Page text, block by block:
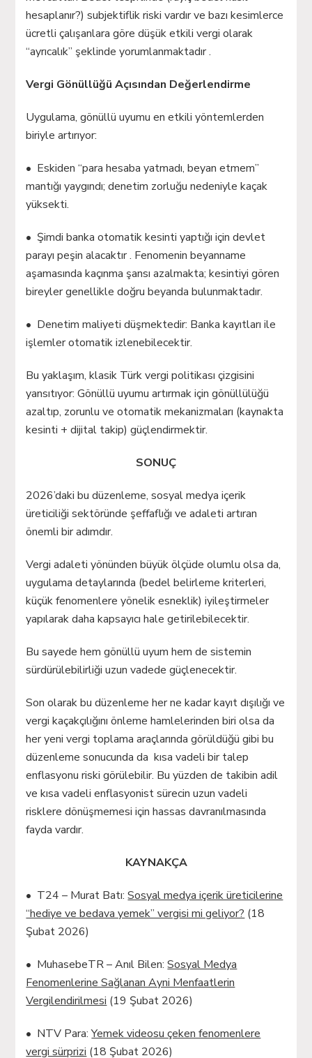
hesaplanır?) subjektiflik riski vardır ve bazı kesimlerce
ücretli çalışanlara göre düşük etkili vergi olarak
“ayrıcalık” şeklinde yorumlanmaktadır .
Vergi Gönüllüğü Açısından Değerlendirme
Uygulama, gönüllü uyumu en etkili yöntemlerden
biriyle artırıyor:
• Eskiden “para hesaba yatmadı, beyan etmem”
mantığı yaygındı; denetim zorluğu nedeniyle kaçak
yüksekti.
• Şimdi banka otomatik kesinti yaptığı için devlet
parayı peşin alacaktır . Fenomenin beyanname
aşamasında kaçınma şansı azalmakta; kesintiyi gören
bireyler genellikle doğru beyanda bulunmaktadır.
• Denetim maliyeti düşmektedir: Banka kayıtları ile
işlemler otomatik izlenebilecektir.
Bu yaklaşım, klasik Türk vergi politikası çizgisini
yansıtıyor: Gönüllü uyumu artırmak için gönüllülüğü
azaltıp, zorunlu ve otomatik mekanizmaları (kaynakta
kesinti + dijital takip) güçlendirmektir.
SONUÇ
2026’daki bu düzenleme, sosyal medya içerik
üreticiliği sektöründe şeffaflığı ve adaleti artıran
önemli bir adımdır.
Vergi adaleti yönünden büyük ölçüde olumlu olsa da,
uygulama detaylarında (bedel belirleme kriterleri,
küçük fenomenlere yönelik esneklik) iyileştirmeler
yapılarak daha kapsayıcı hale getirilebilecektir.
Bu sayede hem gönüllü uyum hem de sistemin
sürdürülebilirliği uzun vadede güçlenecektir.
Son olarak bu düzenleme her ne kadar kayıt dışılığı ve
vergi kaçakçılığını önleme hamlelerinden biri olsa da
her yeni vergi toplama araçlarında görüldüğü gibi bu
düzenleme sonucunda da kısa vadeli bir talep
enflasyonu riski görülebilir. Bu yüzden de takibin adil
ve kısa vadeli enflasyonist sürecin uzun vadeli
risklere dönüşmemesi için hassas davranılmasında
fayda vardır.
KAYNAKÇA
• T24 – Murat Batı:Sosyal medya içerik üreticilerine
“hediye ve bedava yemek” vergisi mi geliyor? (18
Şubat 2026)
• MuhasebeTR – Anıl Bilen:Sosyal Medya
Fenomenlerine Sağlanan Ayni Menfaatlerin
Vergilendirilmesi (19 Şubat 2026)
• NTV Para:Yemek videosu çeken fenomenlere
vergi sürprizi (18 Şubat 2026)